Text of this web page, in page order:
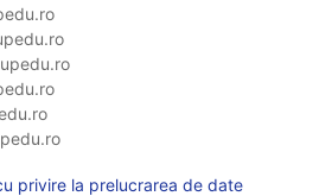
privire la prelucrarea de date